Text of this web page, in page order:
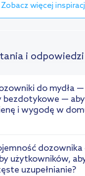
Zobacz więcej
i
do mydła —
bezdotykowe — aby
i wygodę w
dozownika
użytkowników,
uzupełnianie?